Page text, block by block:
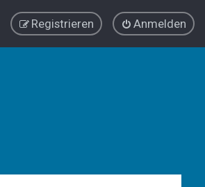
Anmelden
Registrieren